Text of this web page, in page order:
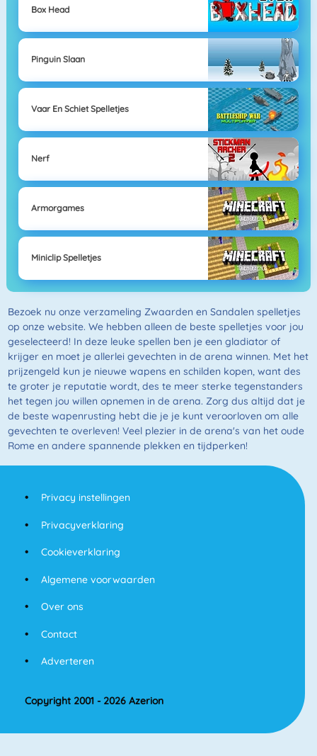
Box Head
Pinguin Slaan
Vaar En Schiet Spelletjes
Nerf
Armorgames
Miniclip Spelletjes
Bezoek nu onze verzameling Zwaarden en Sandalen spelletjes
op onze website. We hebben alleen de beste spelletjes voor jou
geselecteerd! In deze leuke spellen ben je een gladiator of
krijger en moet je allerlei gevechten in de arena winnen. Met het
prijzengeld kun je nieuwe wapens en schilden kopen, want des
te groter je reputatie wordt, des te meer sterke tegenstanders
het tegen jou willen opnemen in de arena. Zorg dus altijd dat je
de beste wapenrusting hebt die je je kunt veroorloven om alle
gevechten te overleven! Veel plezier in de arena's van het oude
Rome en andere spannende plekken en tijdperken!
Privacy instellingen
Privacyverklaring
Cookieverklaring
Algemene voorwaarden
Over ons
Contact
Adverteren
Copyright 2001 - 2026 Azerion